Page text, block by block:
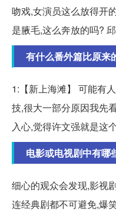
吻戏,女演员这么放得开
是腋毛,这么奔放的吗?
有什么番外篇比原来
1:【新上海滩】 可能有
技,很大一部分原因我先
入心,觉得许文强就是这
电影或电视剧中有哪
细心的观众会发现,影视
连经典剧都不可避免,爆